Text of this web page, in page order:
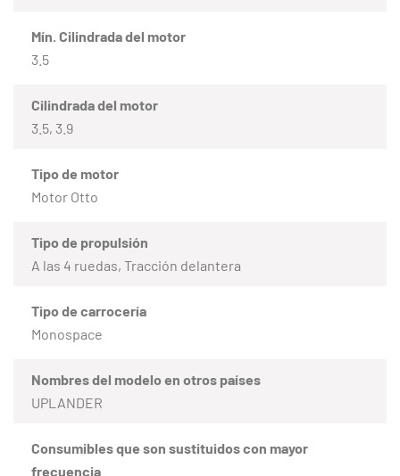
Mín. Cilindrada del motor
3.5
Cilindrada del motor
3.5, 3.9
Tipo de motor
Motor Otto
Tipo de propulsión
A las 4 ruedas, Tracción delantera
Tipo de carrocería
Monospace
Nombres del modelo en otros países
UPLANDER
Consumibles que son sustituidos con mayor
frecuencia